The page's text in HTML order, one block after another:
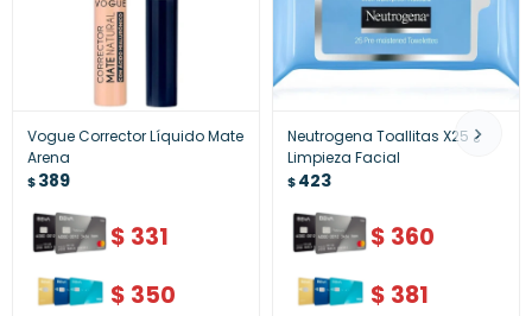
Vogue Corrector Líquido Mate
Arena
$389
$ 331
$ 350
Neutrogena Toallitas X25 ¿
Limpieza Facial
$423
$ 360
$ 381